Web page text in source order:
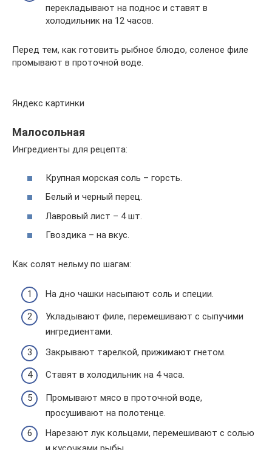
перекладывают на поднос и ставят в
холодильник на 12 часов.
Перед тем, как готовить рыбное блюдо, соленое филе
промывают в проточной воде.
Яндекс картинки
Малосольная
Ингредиенты для рецепта:
Крупная морская соль – горсть.
Белый и черный перец.
Лавровый лист – 4 шт.
Гвоздика – на вкус.
Как солят нельму по шагам:
На дно чашки насыпают соль и специи.
Укладывают филе, перемешивают с сыпучими
ингредиентами.
Закрывают тарелкой, прижимают гнетом.
Ставят в холодильник на 4 часа.
Промывают мясо в проточной воде,
просушивают на полотенце.
Нарезают лук кольцами, перемешивают с солью